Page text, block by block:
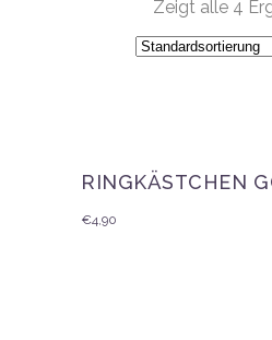
Zeigt alle 4
RINGKÄSTCHEN
€4,90